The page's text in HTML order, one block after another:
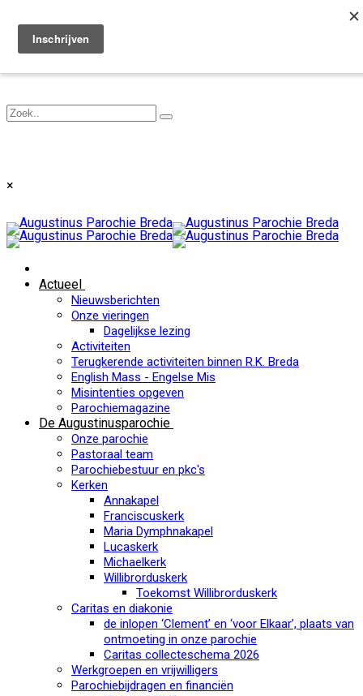
Toggle navigation
×
Actueel
Nieuwsberichten
Onze vieringen
Dagelijkse lezing
Activiteiten
Terugkerende activiteiten binnen R.K. Breda
English Mass - Engelse Mis
Misintenties opgeven
Parochiemagazine
De Augustinusparochie
Onze parochie
Pastoraal team
Parochiebestuur en pkc's
Kerken
Annakapel
Franciscuskerk
Maria Dymphnakapel
Lucaskerk
Michaelkerk
Willibrorduskerk
Toekomst Willibrorduskerk
Caritas en diakonie
de inlopen ‘Clement’ en ‘voor Elkaar’, plaats van
ontmoeting in onze parochie
Caritas collecteschema 2026
Werkgroepen en vrijwilligers
Parochiebijdragen en financiën